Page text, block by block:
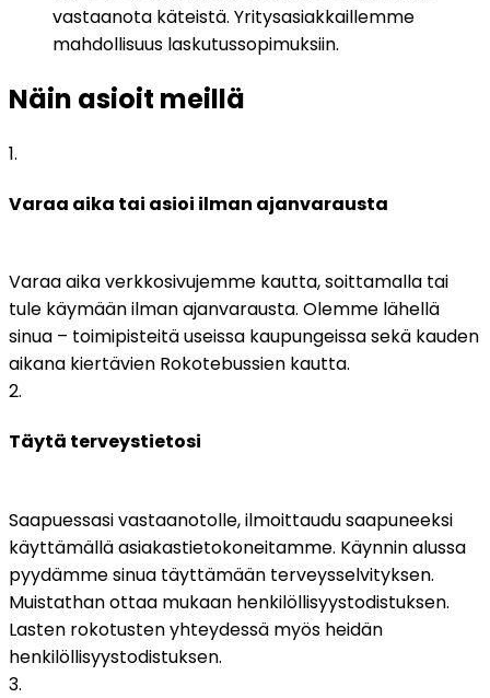
vastaanota käteistä. Yritysasiakkaillemme
mahdollisuus laskutussopimuksiin.
Näin asioit meillä
1.
Varaa aika tai asioi ilman ajanvarausta
Varaa aika verkkosivujemme kautta, soittamalla tai
tule käymään ilman ajanvarausta. Olemme lähellä
sinua – toimipisteitä useissa kaupungeissa sekä kauden
aikana kiertävien Rokotebussien kautta.
2.
Täytä terveystietosi
Saapuessasi vastaanotolle, ilmoittaudu saapuneeksi
käyttämällä asiakastietokoneitamme. Käynnin alussa
pyydämme sinua täyttämään terveysselvityksen.
Muistathan ottaa mukaan henkilöllisyystodistuksen.
Lasten rokotusten yhteydessä myös heidän
henkilöllisyystodistuksen.
3.